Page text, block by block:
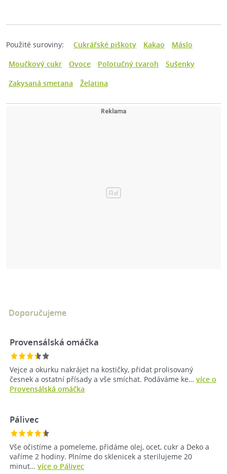
Použité suroviny: Cukrářské piškoty Kakao
Máslo
Moučkový cukr
Ovoce Polotučný tvaroh
Sušenky
Zakysaná smetana
Želatina
Doporučujeme
Provensálská omáčka
Vejce a okurku nakrájet na kostičky, přidat prolisovaný
česnek a ostatní přísady a vše smíchat. Podáváme ke… více o
Provensálská omáčka
Pálivec
Vše očistíme a pomeleme, přidáme olej, ocet, cukr a Deko a
vaříme 2 hodiny. Plníme do sklenicek a sterilujeme 20
minut… více o Pálivec